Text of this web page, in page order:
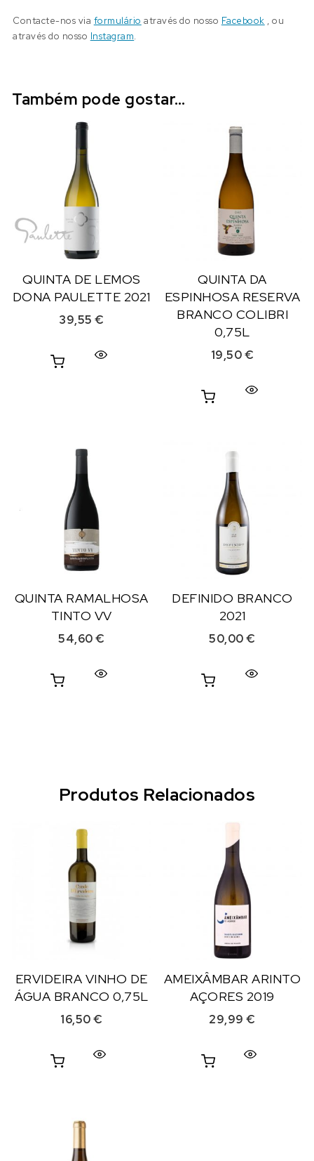
Contacte-nos via formulário através do nosso Facebook , ou
através do nosso Instagram.
Também pode gostar…
QUINTA DE LEMOS
DONA PAULETTE 2021
39,55€
QUINTA DA
ESPINHOSA RESERVA
BRANCO COLIBRI
0,75L
19,50€
QUINTA RAMALHOSA
TINTO VV
54,60€
DEFINIDO BRANCO
2021
50,00€
Produtos Relacionados
ERVIDEIRA VINHO DE
ÁGUA BRANCO 0,75L
16,50€
AMEIXÂMBAR ARINTO
AÇORES 2019
29,99€